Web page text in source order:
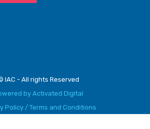
IAC - All rights Reserved
by Activated Digital
Policy / Terms and Conditions